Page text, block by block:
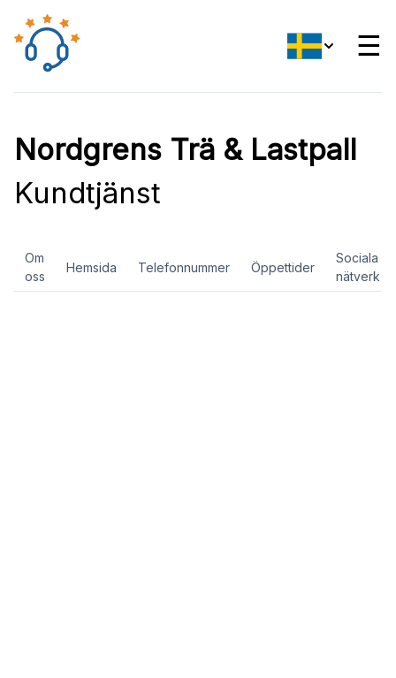
☰
Nordgrens Trä & Lastpall
Kundtjänst
Om
oss
Hemsida Telefonnummer Öppettider
Sociala
nätverk